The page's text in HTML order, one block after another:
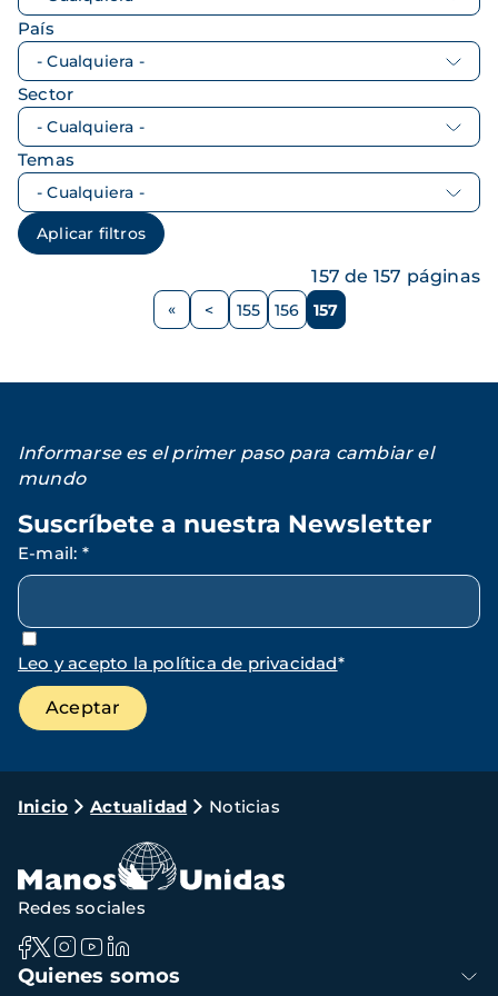
País
Sector
Temas
Página
< Página
155 Página
156 Página
157
157 de 157 páginas
Informarse es el primer paso para cambiar el
mundo
Suscríbete a nuestra Newsletter
E-mail: *
Leo y acepto la política de privacidad*
Ruta
navegación
Inicio Actualidad Noticias
Navegación
Quienes somos
Redes sociales